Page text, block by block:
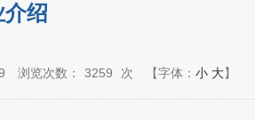
绍
浏览次数： 3259 次 【字体： 小 大】